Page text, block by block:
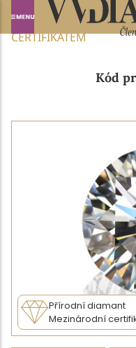
Domů NABÍDKA
CERTIFIKÁTEM
Kód
Přírodní diamant
Mezinárodní